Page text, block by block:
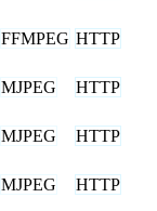
FFMPEG HTTP
MJPEG HTTP
MJPEG HTTP
MJPEG HTTP